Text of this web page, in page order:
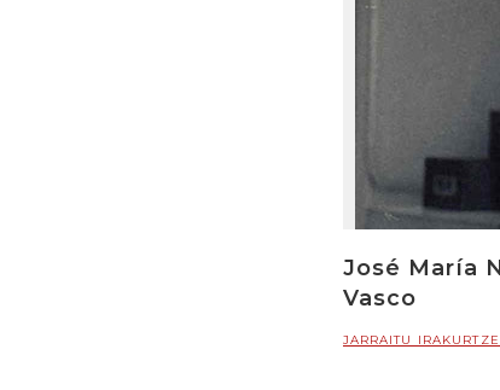
José María
Vasco
JARRAITU